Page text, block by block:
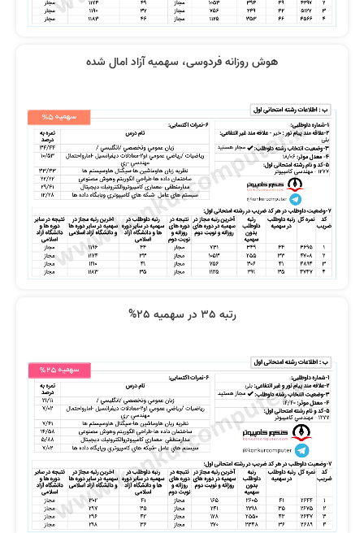
هوش روزانه فردوسی، سهمیه آزاد امال شده
رتبه 35 در سهمیه 25%